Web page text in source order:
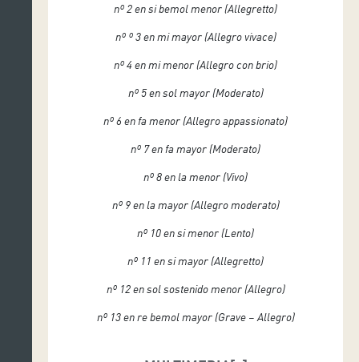
nº 2 en si bemol menor (Allegretto)
nº º 3 en mi mayor (Allegro vivace)
nº 4 en mi menor (Allegro con brio)
nº 5 en sol mayor (Moderato)
nº 6 en fa menor (Allegro appassionato)
nº 7 en fa mayor (Moderato)
nº 8 en la menor (Vivo)
nº 9 en la mayor (Allegro moderato)
nº 10 en si menor (Lento)
nº 11 en si mayor (Allegretto)
nº 12 en sol sostenido menor (Allegro)
nº 13 en re bemol mayor (Grave – Allegro)